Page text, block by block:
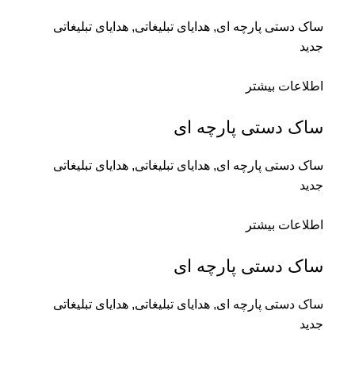
ساک دستی پارچه ای, هدایای تبلیغاتی, هدایای تبلیغاتی
جدید
اطلاعات بیشتر
ساک دستی پارچه ای
ساک دستی پارچه ای, هدایای تبلیغاتی, هدایای تبلیغاتی
جدید
اطلاعات بیشتر
ساک دستی پارچه ای
ساک دستی پارچه ای, هدایای تبلیغاتی, هدایای تبلیغاتی
جدید